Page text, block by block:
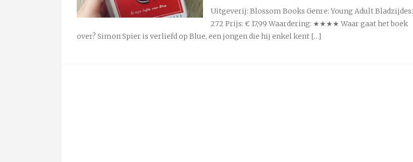
Uitgeverij: Blossom Books Genre: Young Adult Bladzijdes:
272 Prijs: € 17,99 Waardering: ★★★★ Waar gaat het boek
over? Simon Spier is verliefd op Blue, een jongen die hij enkel kent […]